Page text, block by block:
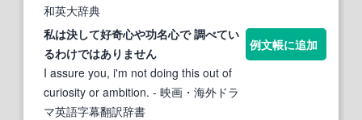
和英大辞典
私は決して好奇心や功名心で 調べてい
るわけではありません
I assure you, i'm not doing this out of
curiosity or ambition. - 映画・海外ドラ
マ英語字幕翻訳辞書
例文帳に追加